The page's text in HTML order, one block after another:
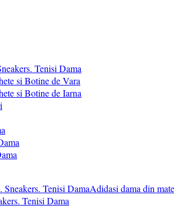
Tenisi Dama
si Botine de Vara
si Botine de Iarna
Sneakers. Tenisi DamaAdidasi dama din
Tenisi Dama